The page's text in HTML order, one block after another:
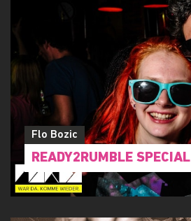
Flo Bozic
READY2RUMBLE SPECIAL